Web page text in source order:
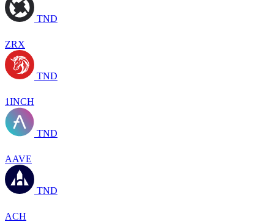
TND
ZRX
TND
1INCH
TND
AAVE
TND
ACH